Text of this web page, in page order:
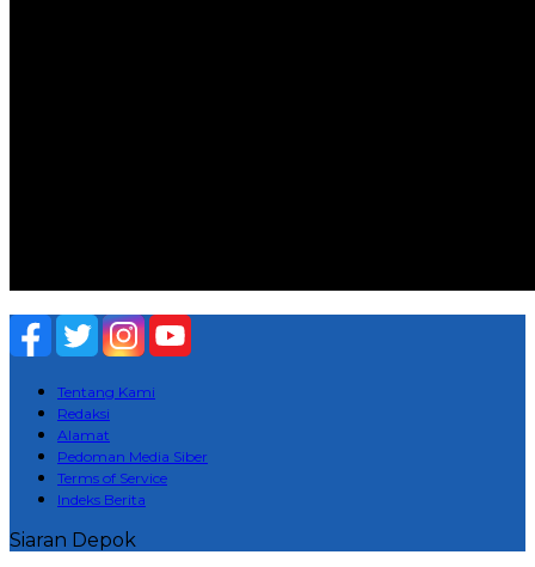
Tentang Kami
Redaksi
Alamat
Pedoman Media Siber
Terms of Service
Indeks Berita
Siaran Depok